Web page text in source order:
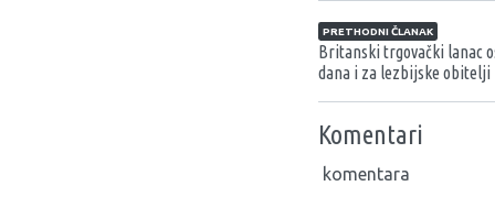
Navigacija
PRETHODNI ČLANAK
Britanski trgovački lanac
dana i za lezbijske obitelji
Komentari
komentara